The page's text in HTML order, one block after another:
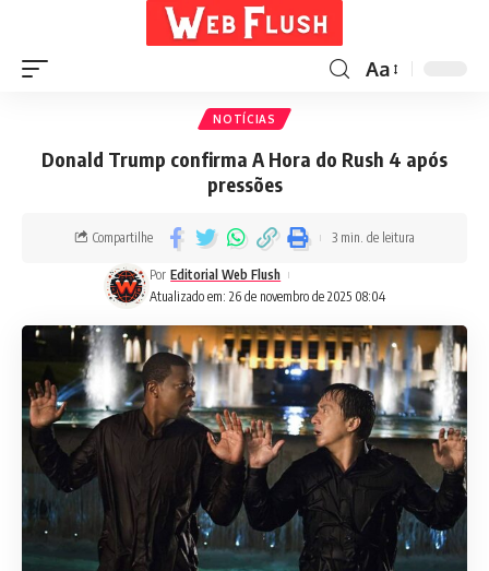
Aa
NOTÍCIAS
Donald Trump confirma A Hora do Rush 4 após
pressões
Atualizado em: 26 de novembro de 2025 08:04
Por Editorial Web Flush
Compartilhe 3 min. de leitura